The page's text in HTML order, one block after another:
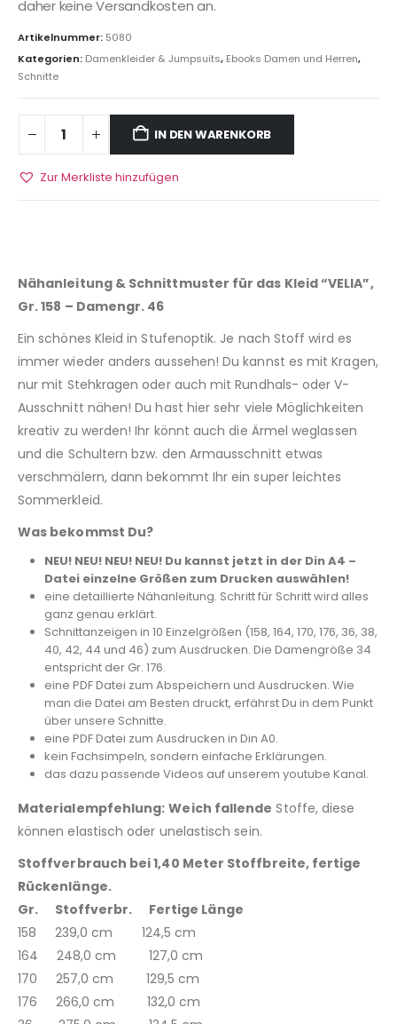
daher keine Versandkosten an.
Artikelnummer: 5080
Kategorien: Damenkleider & Jumpsuits, Ebooks Damen und Herren,
Schnitte
IN DEN WARENKORB
Zur Merkliste hinzufügen
Nähanleitung & Schnittmuster für das Kleid “VELIA”,
Gr. 158 – Damengr. 46
Ein schönes Kleid in Stufenoptik. Je nach Stoff wird es
immer wieder anders aussehen! Du kannst es mit Kragen,
nur mit Stehkragen oder auch mit Rundhals- oder V-
Ausschnitt nähen! Du hast hier sehr viele Möglichkeiten
kreativ zu werden! Ihr könnt auch die Ärmel weglassen
und die Schultern bzw. den Armausschnitt etwas
verschmälern, dann bekommt Ihr ein super leichtes
Sommerkleid.
Was bekommst Du?
NEU! NEU! NEU! NEU! Du kannst jetzt in der Din A4 –
Datei einzelne Größen zum Drucken auswählen!
eine detaillierte Nähanleitung. Schritt für Schritt wird alles
ganz genau erklärt.
Schnittanzeigen in 10 Einzelgrößen (158, 164, 170, 176, 36, 38,
40, 42, 44 und 46) zum Ausdrucken. Die Damengröße 34
entspricht der Gr. 176.
eine PDF Datei zum Abspeichern und Ausdrucken. Wie
man die Datei am Besten druckt, erfährst Du in dem Punkt
über unsere Schnitte.
eine PDF Datei zum Ausdrucken in Din A0.
kein Fachsimpeln, sondern einfache Erklärungen.
das dazu passende Videos auf unserem youtube Kanal.
Materialempfehlung: Weich fallende Stoffe, diese
können elastisch oder unelastisch sein.
Stoffverbrauch bei 1,40 Meter Stoffbreite, fertige
Rückenlänge.
Gr. Stoffverbr. Fertige Länge
158 239,0 cm 124,5 cm
164 248,0 cm 127,0 cm
170 257,0 cm 129,5 cm
176 266,0 cm 132,0 cm